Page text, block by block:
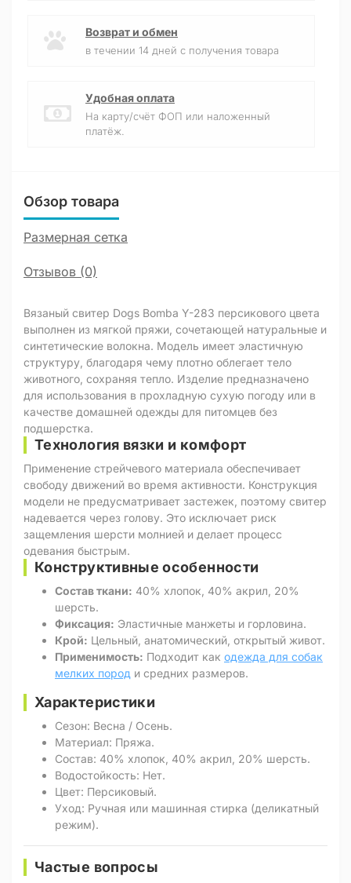
Возврат и обмен
в течении 14 дней с получения товара
Удобная оплата
На карту/счёт ФОП или наложенный
платёж.
Обзор товара
Размерная сетка
Отзывов (0)
Вязаный свитер Dogs Bomba Y-283 персикового цвета
выполнен из мягкой пряжи, сочетающей натуральные и
синтетические волокна. Модель имеет эластичную
структуру, благодаря чему плотно облегает тело
животного, сохраняя тепло. Изделие предназначено
для использования в прохладную сухую погоду или в
качестве домашней одежды для питомцев без
подшерстка.
Технология вязки и комфорт
Применение стрейчевого материала обеспечивает
свободу движений во время активности. Конструкция
модели не предусматривает застежек, поэтому свитер
надевается через голову. Это исключает риск
защемления шерсти молнией и делает процесс
одевания быстрым.
Конструктивные особенности
Состав ткани: 40% хлопок, 40% акрил, 20%
шерсть.
Фиксация: Эластичные манжеты и горловина.
Крой: Цельный, анатомический, открытый живот.
Применимость: Подходит как одежда для собак
мелких пород и средних размеров.
Характеристики
Сезон: Весна / Осень.
Материал: Пряжа.
Состав: 40% хлопок, 40% акрил, 20% шерсть.
Водостойкость: Нет.
Цвет: Персиковый.
Уход: Ручная или машинная стирка (деликатный
режим).
Частые вопросы